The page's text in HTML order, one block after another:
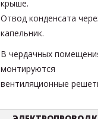
крыше.
Отвод конденсата через
капельник.
В чердачных помещениях
монтируются
вентиляционные решетки.